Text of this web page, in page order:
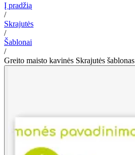
Į pradžią
/
Skrajutės
/
Šablonai
/
Greito maisto kavinės Skrajutės šablonas